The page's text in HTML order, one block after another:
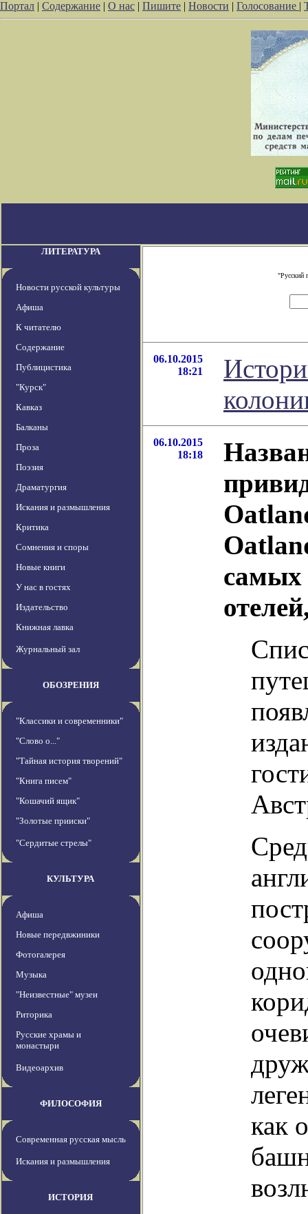
Портал | Содержание | О нас | Пишите | Новости | Голосование |
ЛИТЕРАТУРА
Новости русской культуры
Афиша
К читателю
Содержание
Публицистика
"Курск"
Кавказ
Балканы
Проза
Поэзия
Драматургия
Искания и размышления
Критика
Сомнения и споры
Новые книги
У нас в гостях
Издательство
Книжная лавка
Журнальный зал
ОБОЗРЕНИЯ
"Классики и современники"
"Слово о..."
"Тайная история творений"
"Книга писем"
"Кошачий ящик"
"Золотые прииски"
"Сердитые стрелы"
КУЛЬТУРА
Афиша
Новые передвжиники
Фотогалерея
Музыка
"Неизвестные" музеи
Риторика
Русские храмы и
монастыри
Видеоархив
ФИЛОСОФИЯ
Современная русская мысль
Искания и размышления
ИСТОРИЯ
"Русский
06.10.2015
18:21
06.10.2015
18:18
самых
как